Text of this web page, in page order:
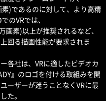
)であるのに対して、より高精
のVRでは、
素)以上が推奨されるなど、
回る描画性能が要求されま
各社は、VRに適したビデオカ
』のロゴを付ける取組みを開
ーザーが迷うことなくVRに最
た。